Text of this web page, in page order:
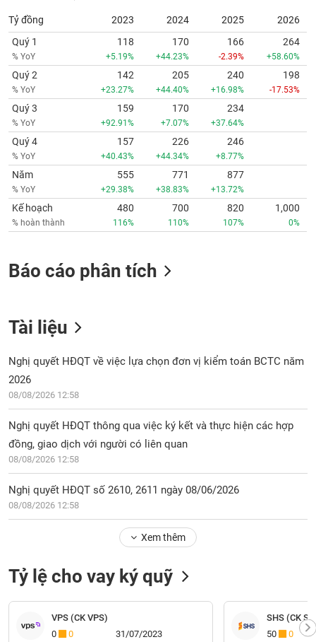
Tỷ đồng 2023 2024 2025
2026
Quý 1
% YoY
118
+5.19%
170
+44.23%
166
-2.39%
264
+58.60%
Quý 2
% YoY
142
+23.27%
205
+44.40%
240
+16.98%
198
-17.53%
Quý 3
% YoY
159
+92.91%
170
+7.07%
234
+37.64%
Quý 4
% YoY
157
+40.43%
226
+44.34%
246
+8.77%
Năm
% YoY
555
+29.38%
771
+38.83%
877
+13.72%
Kế hoạch
% hoàn thành
480
116%
700
110%
820
107%
1,000
0%
Báo cáo phân tích
Tài liệu
Nghị quyết HĐQT về việc lựa chọn đơn vị kiểm toán BCTC năm
2026
08/08/2026 12:58
Nghị quyết HĐQT thông qua việc ký kết và thực hiện các hợp
đồng, giao dịch với người có liên quan
08/08/2026 12:58
Nghị quyết HĐQT số 2610, 2611 ngày 08/06/2026
08/08/2026 12:58
Xem thêm
Tỷ lệ cho vay ký quỹ
VPS (CK VPS)
0
0 31/07/2023
SHS (CK
50
0